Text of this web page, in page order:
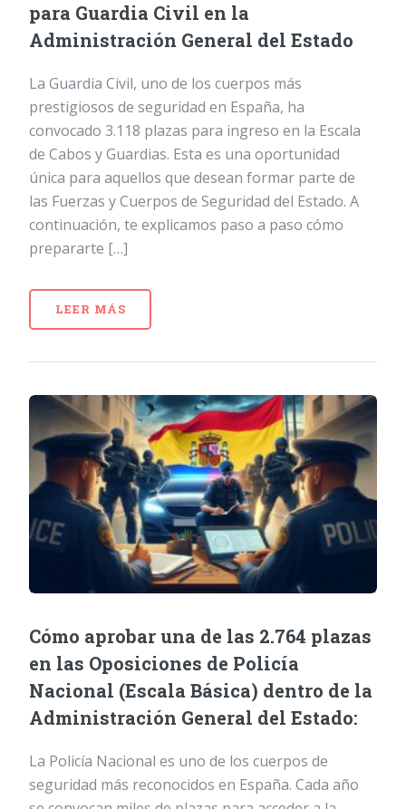
para Guardia Civil en la
Administración General del Estado
La Guardia Civil, uno de los cuerpos más
prestigiosos de seguridad en España, ha
convocado 3.118 plazas para ingreso en la Escala
de Cabos y Guardias. Esta es una oportunidad
única para aquellos que desean formar parte de
las Fuerzas y Cuerpos de Seguridad del Estado. A
continuación, te explicamos paso a paso cómo
prepararte […]
LEER MÁS
Cómo aprobar una de las 2.764 plazas
en las Oposiciones de Policía
Nacional (Escala Básica) dentro de la
Administración General del Estado:
La Policía Nacional es uno de los cuerpos de
seguridad más reconocidos en España. Cada año